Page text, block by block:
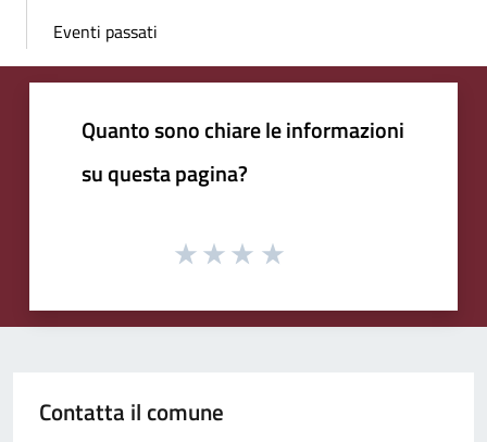
Eventi passati
Quanto sono chiare le informazioni
su questa pagina?
Contatta il comune